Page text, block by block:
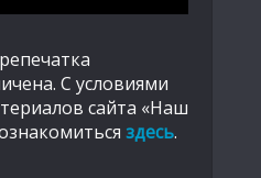
С условиями
сайта «Наш
здесь.